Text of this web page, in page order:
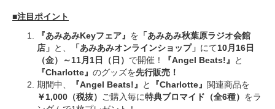
■注目ポイント
『あみあみKeyフェア』 を 「あみあみ秋葉原ラジオ会館
店」 と、 「あみあみオンラインショップ」 にて10月16日
（金）～11月1日（日） で開催！ 『Angel Beats!』
と
『Charlotte』 のグッズを先行販売！
期間中、
『Angel Beats!』 と 『Charlotte』 関連商品を
￥1,000（税抜）
ご購入毎に特典ブロマイド（全6種） をラ